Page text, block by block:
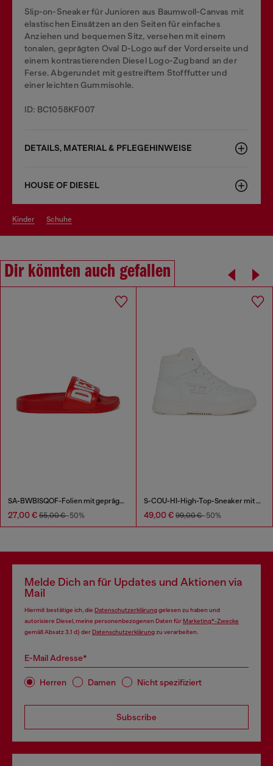
Slip-on-Sneaker für Junioren aus Baumwoll-Canvas mit
elastischen Einsätzen an den Seiten für einfaches
Anziehen und bequemen Sitz, versehen mit einem
tonalen, geprägten Oval D-Logo auf der Vorderseite und
einem kontrastierenden Diesel Logo-Zugband an der
Ferse. Abgerundet mit gestreiftem Stofffutter und
einer leichten Gummisohle.
ID: BC1058KF007
DETAILS, MATERIAL & PFLEGEHINWEISE
HOUSE OF DIESEL
kinder schuhe
Dir könnten auch gefallen
SA-BWBISQOF-Folien mit geprägtem Logo
27,00 € 55,00 €-50%
S-COU-HI-High-Top-Sneaker mit D-Detail
49,00 € 99,00 €-50%
Melde Dich an für Updates und Aktionen via
Mail
Hiermit bestätige ich, die Datenschutzerklärunggelesen zu haben und
autorisiere Diesel, meine personenbezogenen Daten fürMarketing*-Zwecke
gemäß Absatz 3.1 d) derDatenschutzerklärungzu verarbeiten.
E-Mail Adresse*
Herren Damen Nicht spezifiziert
Subscribe